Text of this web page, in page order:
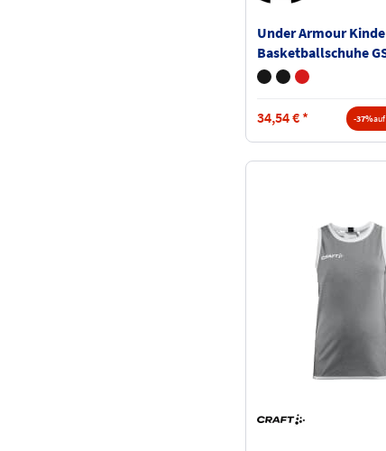
Under Armour
Basketballschuhe
Lockdown 7 3028513
34,54€ * -37%